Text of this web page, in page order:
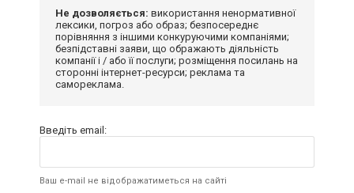
Не дозволяється: використання ненормативної
лексики, погроз або образ; безпосереднє
порівняння з іншими конкуруючими компаніями;
безпідставні заяви, що ображають діяльність
компанії і / або її послуги; розміщення посилань на
сторонні інтернет-ресурси; реклама та
самореклама.
Введіть email:
Ваш e-mail не відображатиметься на сайті